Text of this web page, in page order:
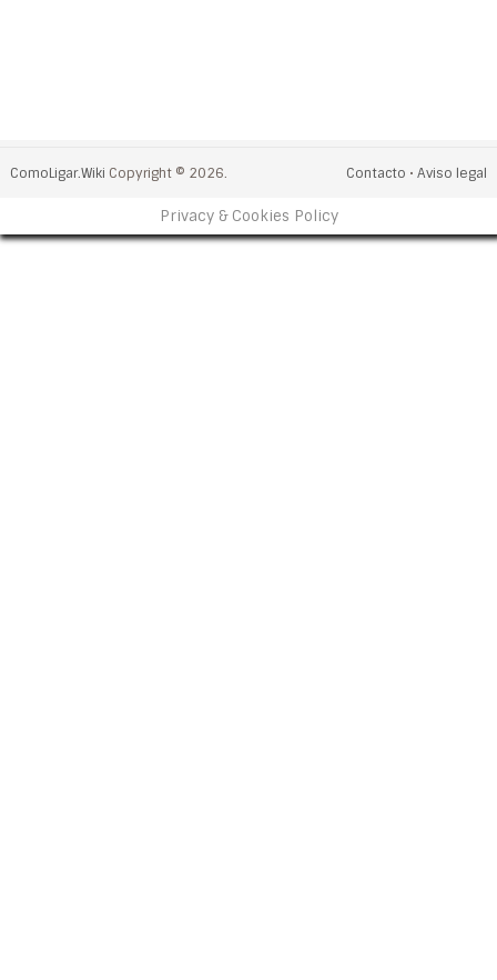
ComoLigar.Wiki Copyright © 2026. Contacto •Aviso legal
Privacy & Cookies Policy